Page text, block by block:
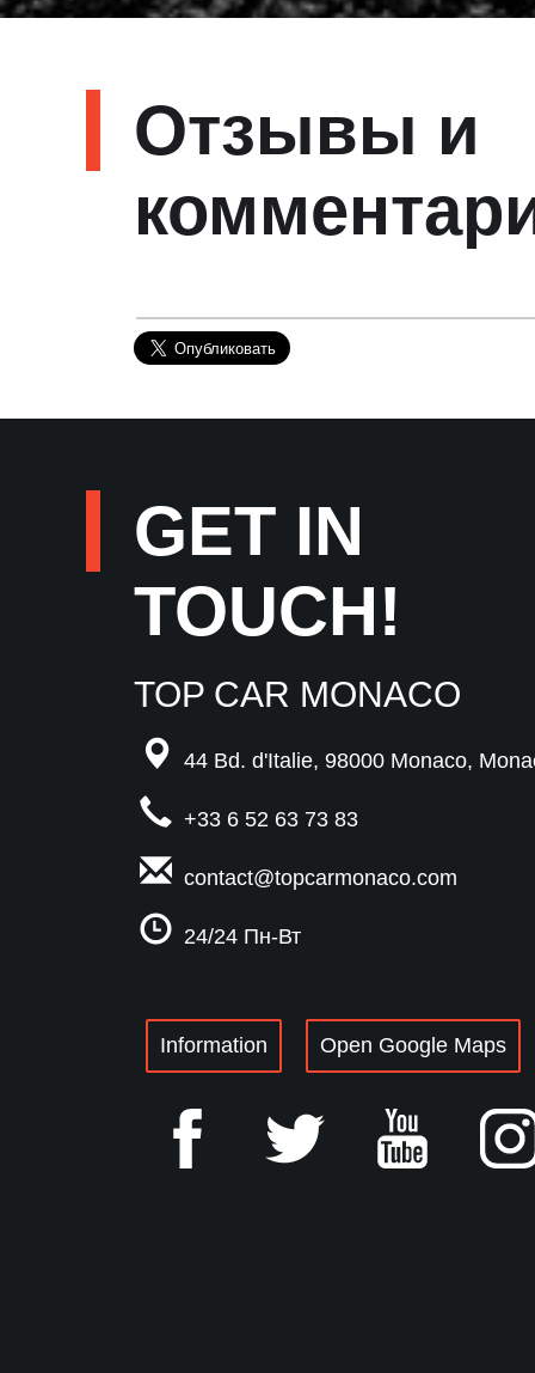
Отзывы и
GET IN
TOUCH!
TOP CAR MONACO
44 Bd. d'Italie, 98000 Monaco,
+33 6 52 63 73 83
contact@topcarmonaco.com
24/24 Пн-Вт
Information Open Google Maps